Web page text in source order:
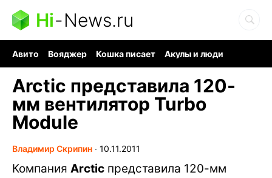
Hi-News.ru
Авито Вояджер Кошка писает
Акулы и люди
Arctic представила 120-
мм вентилятор Turbo
Module
Владимир Скрипин ∙ 10.11.2011
Компания Arctic представила 120-мм